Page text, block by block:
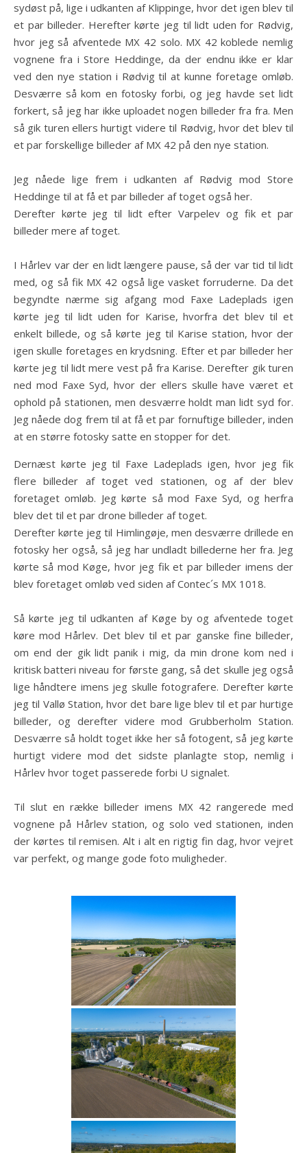
sydøst på, lige i udkanten af Klippinge, hvor det igen blev til
et par billeder. Herefter kørte jeg til lidt uden for Rødvig,
hvor jeg så afventede MX 42 solo. MX 42 koblede nemlig
vognene fra i Store Heddinge, da der endnu ikke er klar
ved den nye station i Rødvig til at kunne foretage omløb.
Desværre så kom en fotosky forbi, og jeg havde set lidt
forkert, så jeg har ikke uploadet nogen billeder fra fra. Men
så gik turen ellers hurtigt videre til Rødvig, hvor det blev til
et par forskellige billeder af MX 42 på den nye station.
Jeg nåede lige frem i udkanten af Rødvig mod Store
Heddinge til at få et par billeder af toget også her.
Derefter kørte jeg til lidt efter Varpelev og fik et par
billeder mere af toget.
I Hårlev var der en lidt længere pause, så der var tid til lidt
med, og så fik MX 42 også lige vasket forruderne. Da det
begyndte nærme sig afgang mod Faxe Ladeplads igen
kørte jeg til lidt uden for Karise, hvorfra det blev til et
enkelt billede, og så kørte jeg til Karise station, hvor der
igen skulle foretages en krydsning. Efter et par billeder her
kørte jeg til lidt mere vest på fra Karise. Derefter gik turen
ned mod Faxe Syd, hvor der ellers skulle have været et
ophold på stationen, men desværre holdt man lidt syd for.
Jeg nåede dog frem til at få et par fornuftige billeder, inden
at en større fotosky satte en stopper for det.
Dernæst kørte jeg til Faxe Ladeplads igen, hvor jeg fik
flere billeder af toget ved stationen, og af der blev
foretaget omløb. Jeg kørte så mod Faxe Syd, og herfra
blev det til et par drone billeder af toget.
Derefter kørte jeg til Himlingøje, men desværre drillede en
fotosky her også, så jeg har undladt billederne her fra. Jeg
kørte så mod Køge, hvor jeg fik et par billeder imens der
blev foretaget omløb ved siden af Contec´s MX 1018.
Så kørte jeg til udkanten af Køge by og afventede toget
køre mod Hårlev. Det blev til et par ganske fine billeder,
om end der gik lidt panik i mig, da min drone kom ned i
kritisk batteri niveau for første gang, så det skulle jeg også
lige håndtere imens jeg skulle fotografere. Derefter kørte
jeg til Vallø Station, hvor det bare lige blev til et par hurtige
billeder, og derefter videre mod Grubberholm Station.
Desværre så holdt toget ikke her så fotogent, så jeg kørte
hurtigt videre mod det sidste planlagte stop, nemlig i
Hårlev hvor toget passerede forbi U signalet.
Til slut en række billeder imens MX 42 rangerede med
vognene på Hårlev station, og solo ved stationen, inden
der kørtes til remisen. Alt i alt en rigtig fin dag, hvor vejret
var perfekt, og mange gode foto muligheder.